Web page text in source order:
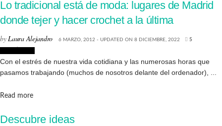
Lo tradicional está de moda: lugares de Madrid
donde tejer y hacer crochet a la última
byLaura Alejandro 6 MARZO, 2012 - UPDATED ON 8 DICIEMBRE, 2022 5
Con el estrés de nuestra vida cotidiana y las numerosas horas que
pasamos trabajando (muchos de nosotros delante del ordenador), ...
Read moreDetails
Descubre ideas